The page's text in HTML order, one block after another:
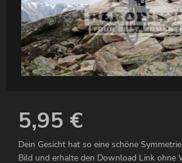
5,95 €
Dein Gesicht hat so eine schöne
Bild und erhalte den Download Link ohne